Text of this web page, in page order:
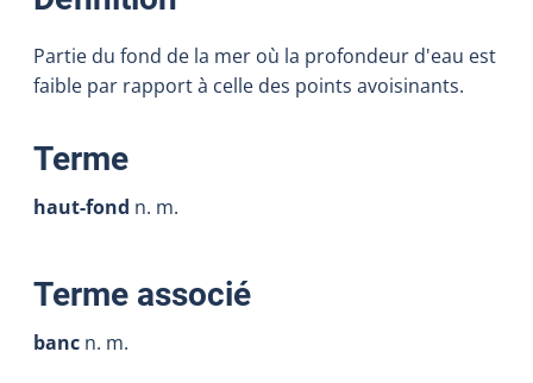
Partie du fond de la mer où la profondeur d'eau est
faible par rapport à celle des points avoisinants.
Terme:
haut-fond n. m.
Terme associé:
banc n. m.